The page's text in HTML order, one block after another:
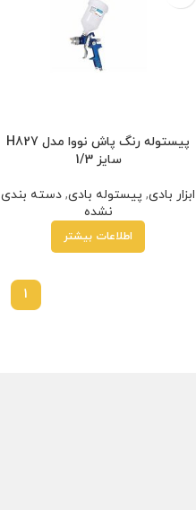
پیستوله رنگ پاش نووا مدل H827
سایز 1/3
ابزار بادی, پیستوله بادی, دسته بندی
نشده
اطلاعات بیشتر
1